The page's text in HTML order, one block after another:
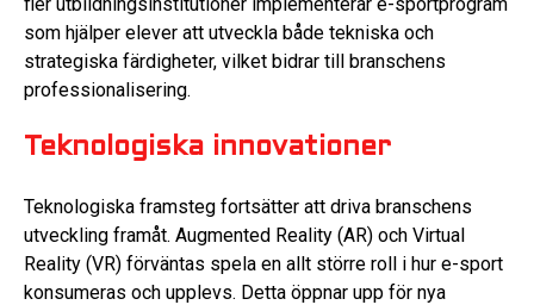
som hjälper elever att utveckla både tekniska och
strategiska färdigheter, vilket bidrar till branschens
professionalisering.
Teknologiska innovationer
Teknologiska framsteg fortsätter att driva branschens
utveckling framåt. Augmented Reality (AR) och Virtual
Reality (VR) förväntas spela en allt större roll i hur e-sport
konsumeras och upplevs. Detta öppnar upp för nya